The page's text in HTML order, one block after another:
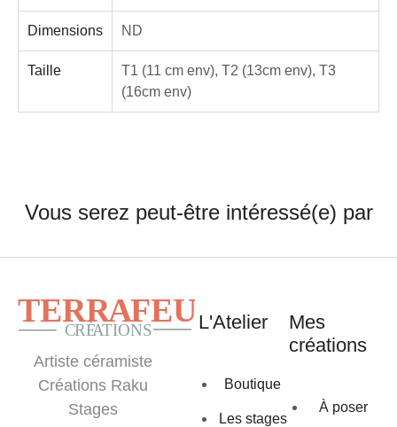
Dimensions ND
Taille
T1 (11 cm env), T2 (13cm env), T3
(16cm env)
Vous serez peut-être intéressé(e) par
Artiste céramiste
Créations Raku
Stages
L'Atelier
Boutique
Les stages
Mes
créations
À poser